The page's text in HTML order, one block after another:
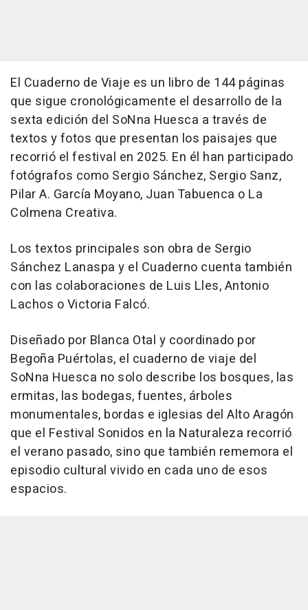
El Cuaderno de Viaje es un libro de 144 páginas
que sigue cronológicamente el desarrollo de la
sexta edición del SoNna Huesca a través de
textos y fotos que presentan los paisajes que
recorrió el festival en 2025. En él han participado
fotógrafos como Sergio Sánchez, Sergio Sanz,
Pilar A. García Moyano, Juan Tabuenca o La
Colmena Creativa.
Los textos principales son obra de Sergio
Sánchez Lanaspa y el Cuaderno cuenta también
con las colaboraciones de Luis Lles, Antonio
Lachos o Victoria Falcó.
Diseñado por Blanca Otal y coordinado por
Begoña Puértolas, el cuaderno de viaje del
SoNna Huesca no solo describe los bosques, las
ermitas, las bodegas, fuentes, árboles
monumentales, bordas e iglesias del Alto Aragón
que el Festival Sonidos en la Naturaleza recorrió
el verano pasado, sino que también rememora el
episodio cultural vivido en cada uno de esos
espacios.